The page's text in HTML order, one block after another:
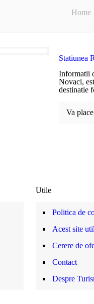
Home
Statiunea
Informatii
Novaci,
destinatie
Va
Utile
Politica de
Acest site
Cerere de
Contact
Despre